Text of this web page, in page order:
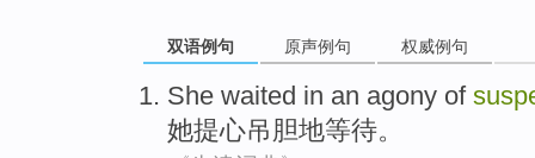
双语例句 原声例句 权威例句
She waited in an agony of
她提心吊胆地等待。